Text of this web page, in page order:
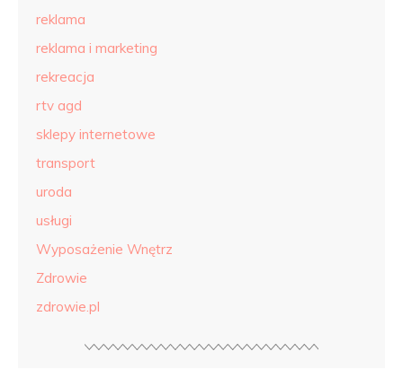
reklama
reklama i marketing
rekreacja
rtv agd
sklepy internetowe
transport
uroda
usługi
Wyposażenie Wnętrz
Zdrowie
zdrowie.pl